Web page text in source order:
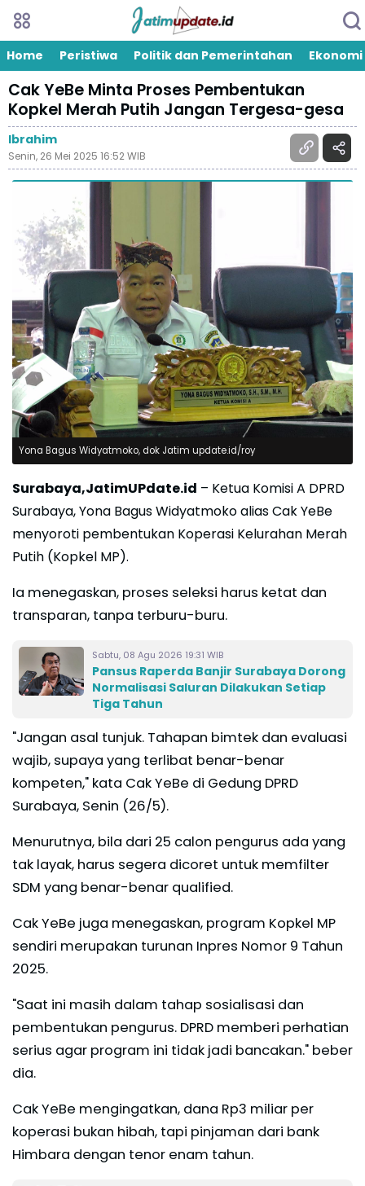
Home Peristiwa Politik dan Pemerintahan Ekonomi
Cak YeBe Minta Proses Pembentukan
Kopkel Merah Putih Jangan Tergesa-gesa
Ibrahim
Senin, 26 Mei 2025 16:52 WIB
Yona Bagus Widyatmoko, dok Jatim update.id/roy
Surabaya,JatimUPdate.id – Ketua Komisi A DPRD
Surabaya, Yona Bagus Widyatmoko alias Cak YeBe
menyoroti pembentukan Koperasi Kelurahan Merah
Putih (Kopkel MP).
Ia menegaskan, proses seleksi harus ketat dan
transparan, tanpa terburu-buru.
Sabtu, 08 Agu 2026 19:31 WIB
Pansus Raperda Banjir Surabaya Dorong
Normalisasi Saluran Dilakukan Setiap
Tiga Tahun
"Jangan asal tunjuk. Tahapan bimtek dan evaluasi
wajib, supaya yang terlibat benar-benar
kompeten," kata Cak YeBe di Gedung DPRD
Surabaya, Senin (26/5).
Menurutnya, bila dari 25 calon pengurus ada yang
tak layak, harus segera dicoret untuk memfilter
SDM yang benar-benar qualified.
Cak YeBe juga menegaskan, program Kopkel MP
sendiri merupakan turunan Inpres Nomor 9 Tahun
2025.
"Saat ini masih dalam tahap sosialisasi dan
pembentukan pengurus. DPRD memberi perhatian
serius agar program ini tidak jadi bancakan." beber
dia.
Cak YeBe mengingatkan, dana Rp3 miliar per
koperasi bukan hibah, tapi pinjaman dari bank
Himbara dengan tenor enam tahun.